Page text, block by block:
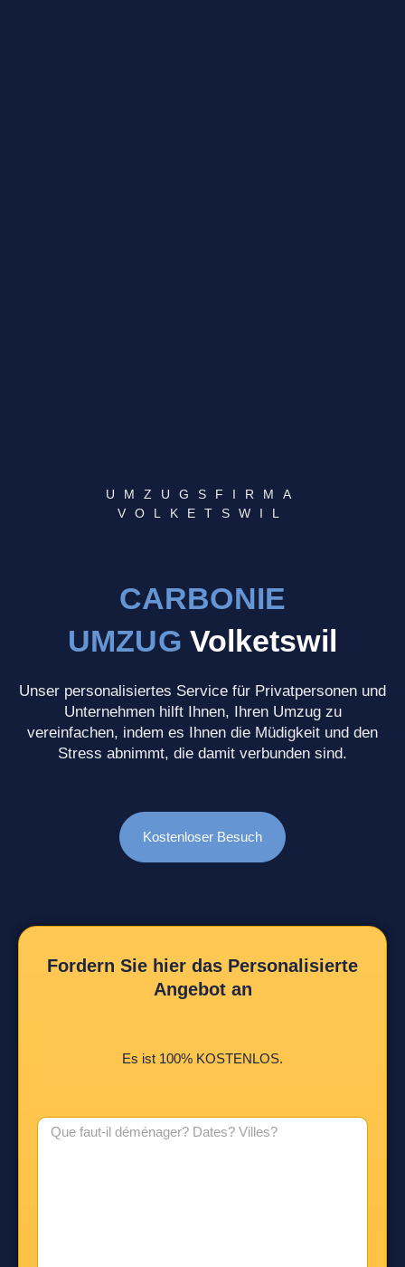
UMZUGSFIRMA
VOLKETSWIL
CARBONIE
UMZUG Volketswil
Unser personalisiertes Service für Privatpersonen und
Unternehmen hilft Ihnen, Ihren Umzug zu
vereinfachen, indem es Ihnen die Müdigkeit und den
Stress abnimmt, die damit verbunden sind.
Kostenloser Besuch
Fordern Sie hier das Personalisierte
Angebot an
Es ist 100% KOSTENLOS.